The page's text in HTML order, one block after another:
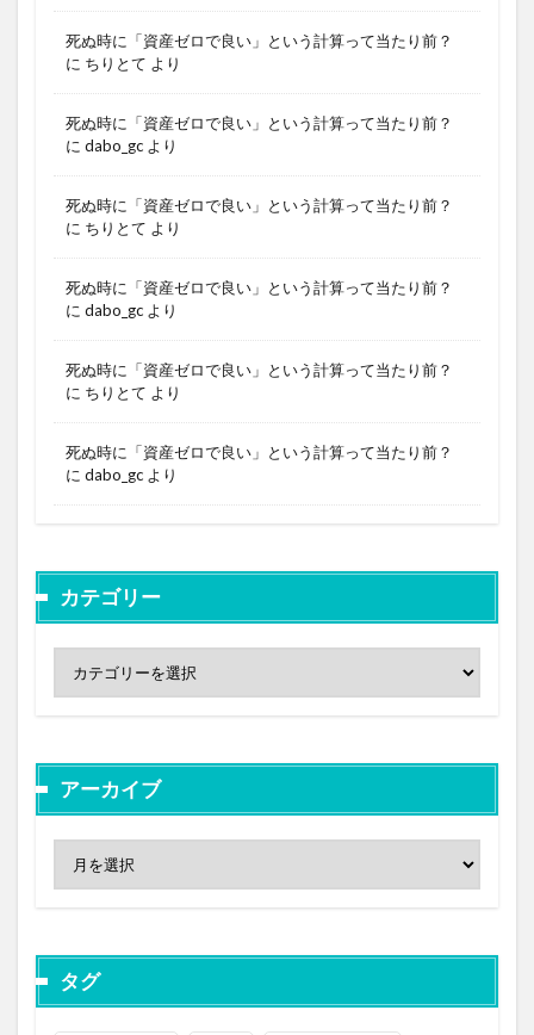
死ぬ時に「資産ゼロで良い」という計算って当たり前？
に ちりとて より
死ぬ時に「資産ゼロで良い」という計算って当たり前？
に dabo_gc より
死ぬ時に「資産ゼロで良い」という計算って当たり前？
に ちりとて より
死ぬ時に「資産ゼロで良い」という計算って当たり前？
に dabo_gc より
死ぬ時に「資産ゼロで良い」という計算って当たり前？
に ちりとて より
死ぬ時に「資産ゼロで良い」という計算って当たり前？
に dabo_gc より
カテゴリー
アーカイブ
タグ